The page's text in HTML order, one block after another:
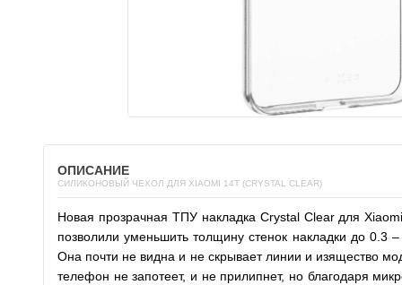
ОПИСАНИЕ
СИЛИКОНОВЫЙ ЧЕХОЛ ДЛЯ XIAOMI 14T (CRYSTAL CLEAR)
Новая прозрачная ТПУ накладка Crystal Clear для
позволили уменьшить толщину стенок накладки до 0.3
Она почти не видна и не скрывает линии и изящество
телефон не запотеет, и не прилипнет, но благодаря